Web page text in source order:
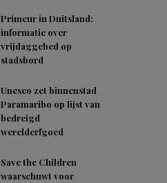
Primeur in Duitsland:
informatie over
vrijdaggebed op
stadsbord
Unesco zet binnenstad
Paramaribo op lijst van
bedreigd
werelderfgoed
Save the Children
waarschuwt voor